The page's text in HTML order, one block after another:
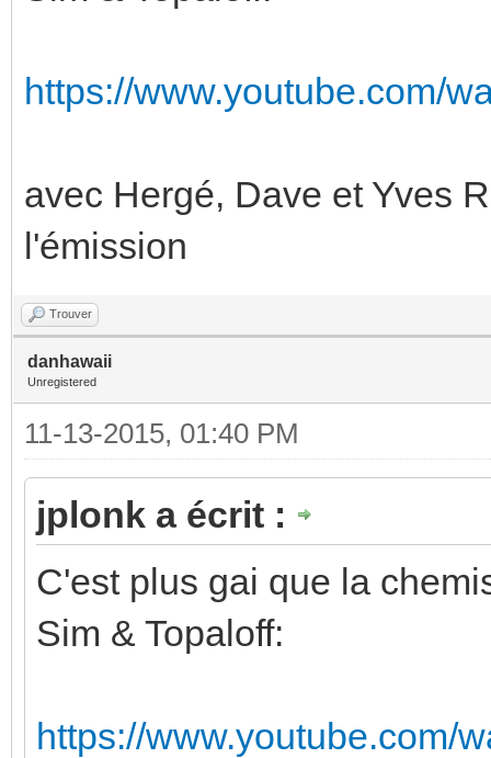
https://www.youtube.com/
avec Hergé, Dave et Yves
l'émission
Trouver
danhawaii
Unregistered
11-13-2015, 01:40 PM
jplonk a écrit :
C'est plus gai que la
Sim & Topaloff:
https://www.youtube.com/